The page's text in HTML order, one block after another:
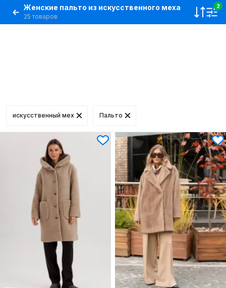
Женские пальто из искусственного меха
25 товаров
2
искусственный мех Пальто